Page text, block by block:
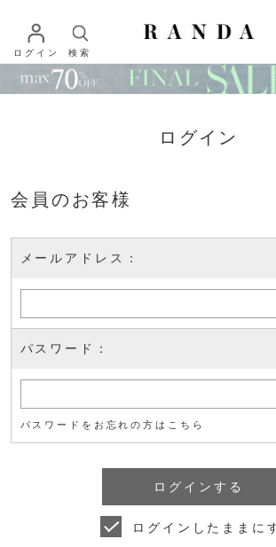
ログイン 検索
ログイン
会員のお客様
メールアドレス：
パスワード：
パスワードをお忘れの方はこちら
ログインしたままに